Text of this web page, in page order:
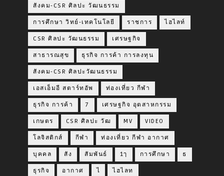
สังคม-CSR ศิลปะ วัฒนธรรม
การศึกษา วิทย์-เทคโนโลยี ราชการ ไฮไลท์
CSR ศิลปะ วัฒนธรรม เศรษฐกิจ
สาธารณสุข ธุรกิจ การค้า การลงทุน
สังคม-CSR ศิลปะวัฒนธรรม
เอสเอ็มอี สตาร์ทอัพ ท่องเที่ยว กีฬา
ธุรกิจ การค้า 7 เศรษฐกิจ อุตสาหกรรม
เกษตร CSR ศิลปะ วัฒ MV VIDEO
โลจิสติกส์ กีฬา ท่องเที่ยว กีฬา อากาศ
บุคคล สัง สัมพันธ์ 1ๅ การศึกษา ธ
ธุรกิจ อากาศ ไ ไฮไลท